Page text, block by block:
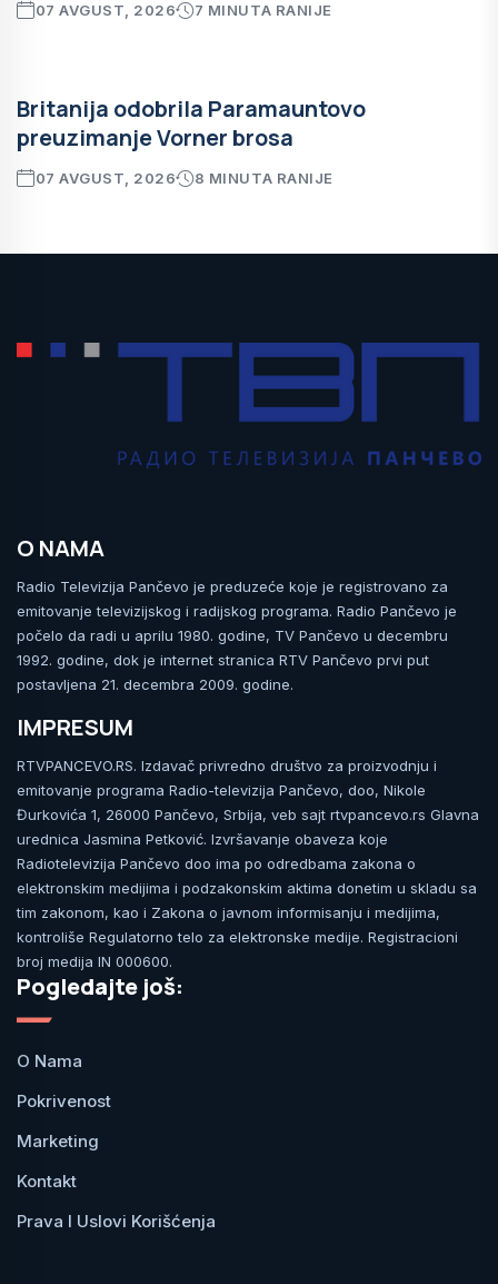
07 AVGUST, 2026 7 MINUTA RANIJE
Britanija odobrila Paramauntovo
preuzimanje Vorner brosa
07 AVGUST, 2026 8 MINUTA RANIJE
O NAMA
Radio Televizija Pančevo je preduzeće koje je registrovano za
emitovanje televizijskog i radijskog programa. Radio Pančevo je
počelo da radi u aprilu 1980. godine, TV Pančevo u decembru
1992. godine, dok je internet stranica RTV Pančevo prvi put
postavljena 21. decembra 2009. godine.
IMPRESUM
RTVPANCEVO.RS. Izdavač privredno društvo za proizvodnju i
emitovanje programa Radio-televizija Pančevo, doo, Nikole
Đurkovića 1, 26000 Pančevo, Srbija, veb sajt rtvpancevo.rs Glavna
urednica Jasmina Petković. Izvršavanje obaveza koje
Radiotelevizija Pančevo doo ima po odredbama zakona o
elektronskim medijima i podzakonskim aktima donetim u skladu sa
tim zakonom, kao i Zakona o javnom informisanju i medijima,
kontroliše Regulatorno telo za elektronske medije. Registracioni
broj medija IN 000600.
Pogledajte još:
O Nama
Pokrivenost
Marketing
Kontakt
Prava I Uslovi Korišćenja